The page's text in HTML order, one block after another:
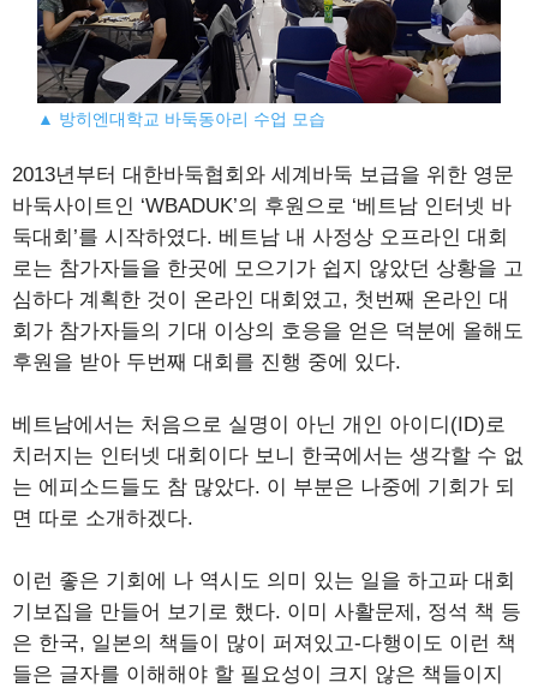
▲ 방히엔대학교 바둑동아리 수업 모습
2013년부터 대한바둑협회와 세계바둑 보급을 위한 영문
바둑사이트인 ‘WBADUK’의 후원으로 ‘베트남 인터넷 바
둑대회’를 시작하였다. 베트남 내 사정상 오프라인 대회
로는 참가자들을 한곳에 모으기가 쉽지 않았던 상황을 고
심하다 계획한 것이 온라인 대회였고, 첫번째 온라인 대
회가 참가자들의 기대 이상의 호응을 얻은 덕분에 올해도
후원을 받아 두번째 대회를 진행 중에 있다.
베트남에서는 처음으로 실명이 아닌 개인 아이디(ID)로
치러지는 인터넷 대회이다 보니 한국에서는 생각할 수 없
는 에피소드들도 참 많았다. 이 부분은 나중에 기회가 되
면 따로 소개하겠다.
이런 좋은 기회에 나 역시도 의미 있는 일을 하고파 대회
기보집을 만들어 보기로 했다. 이미 사활문제, 정석 책 등
은 한국, 일본의 책들이 많이 퍼져있고-다행이도 이런 책
들은 글자를 이해해야 할 필요성이 크지 않은 책들이지